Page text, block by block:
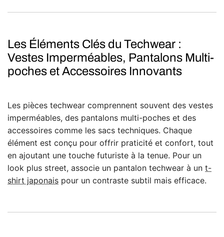
Les Éléments Clés du Techwear :
Vestes Imperméables, Pantalons Multi-
poches et Accessoires Innovants
Les pièces techwear comprennent souvent des vestes
imperméables, des pantalons multi-poches et des
accessoires comme les sacs techniques. Chaque
élément est conçu pour offrir praticité et confort, tout
en ajoutant une touche futuriste à la tenue. Pour un
look plus street, associe un pantalon techwear à un t-
shirt japonais pour un contraste subtil mais efficace.